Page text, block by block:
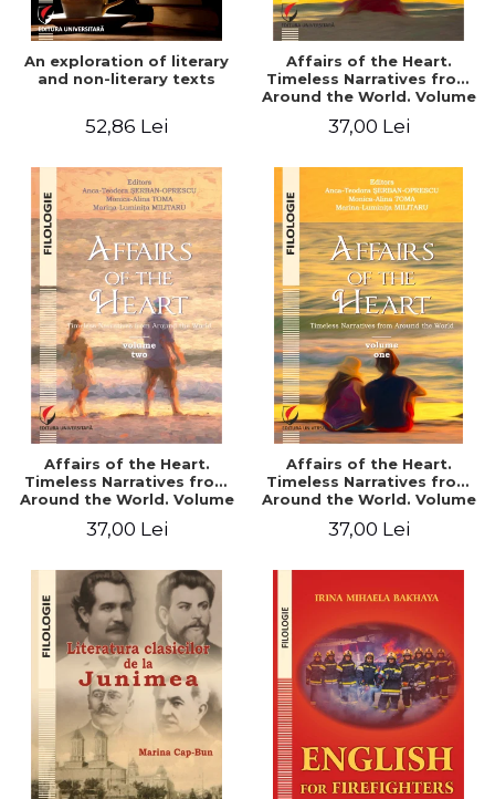
An exploration of literary
and non-literary texts
52,86 Lei
Affairs of the Heart.
Timeless Narratives from
Around the World. Volume
37,00 Lei
Affairs of the Heart.
Timeless Narratives from
Around the World. Volume
37,00 Lei
Affairs of the Heart.
Timeless Narratives from
Around the World. Volume
37,00 Lei